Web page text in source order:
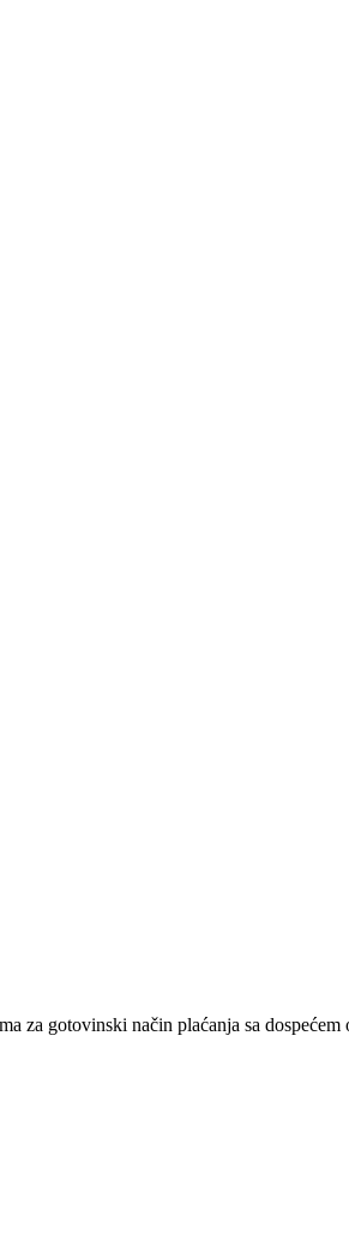
za gotovinski način plaćanja sa dospećem